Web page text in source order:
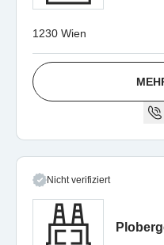
1230 Wien
Nicht verifiziert